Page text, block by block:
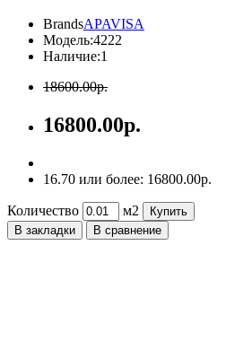
BrandsAPAVISA
Модель:4222
Наличие:1
18600.00р.
16800.00р.
16.70 или более: 16800.00р.
Количество м2
Купить
В закладки
В сравнение